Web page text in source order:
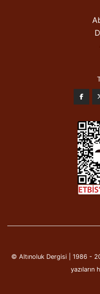
© Altınoluk Dergisi | 1986 -
yazıların